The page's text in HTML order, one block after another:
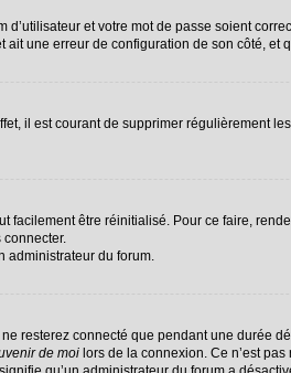
et votre mot de passe soient
une erreur de configuration de son côté, et
il est courant de supprimer régulièrement
facilement être réinitialisé. Pour ce faire,
administrateur du forum.
resterez connecté que pendant une durée
de moilors de la connexion. Ce n’est